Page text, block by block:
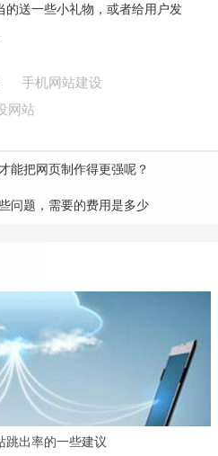
的送一些小礼物，或者给用户发
手机网站建设
网站
能把网页制作得更强呢？
问题，需要的费用是多少
跳出率的一些建议